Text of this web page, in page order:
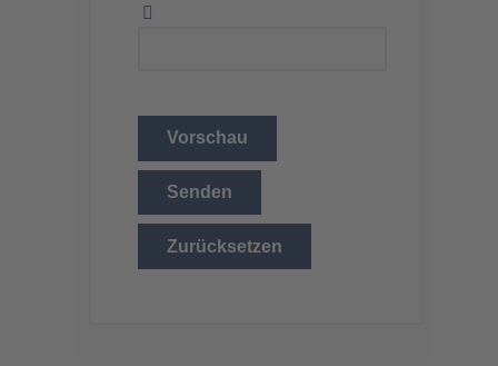
Vorschau
Senden
Zurücksetzen